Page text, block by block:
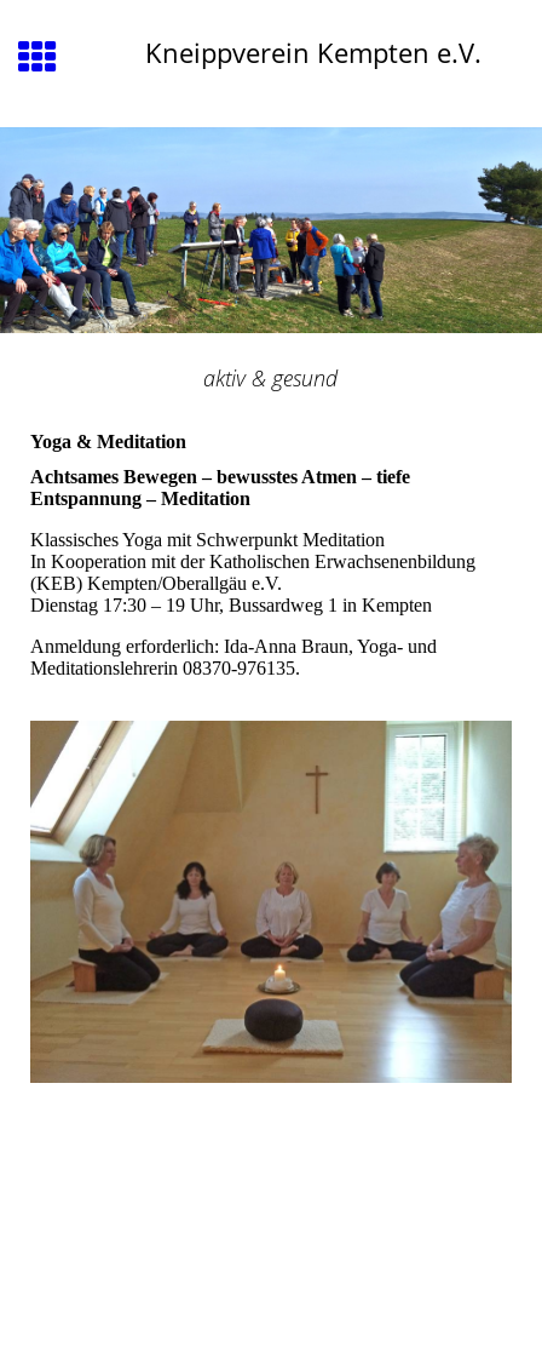
Kneippverein Kempten e.V.
aktiv & gesund
Yoga & Meditation
Achtsames Bewegen – bewusstes Atmen – tiefe
Entspannung – Meditation
Klassisches Yoga mit Schwerpunkt Meditation
In Kooperation mit der Katholischen Erwachsenenbildung
(KEB) Kempten/Oberallgäu e.V.
Dienstag 17:30 – 19 Uhr, Bussardweg 1 in Kempten
Anmeldung erforderlich: Ida-Anna Braun, Yoga- und
Meditationslehrerin 08370-976135.